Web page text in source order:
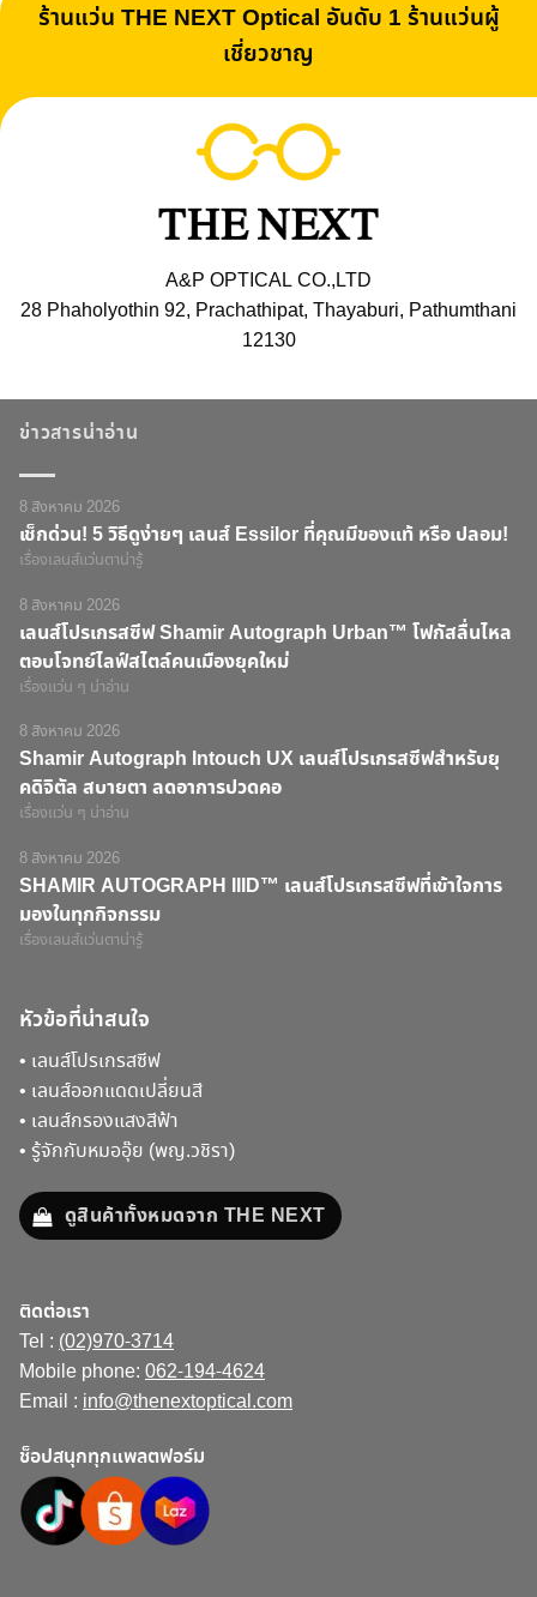
ร้านแว่น THE NEXT Optical อันดับ 1 ร้านแว่นผู้
เชี่ยวชาญ
A&P OPTICAL CO.,LTD
28 Phaholyothin 92, Prachathipat, Thayaburi, Pathumthani
12130
ข่าวสารน่าอ่าน
8 สิงหาคม 2026
เช็กด่วน! 5 วิธีดูง่ายๆ เลนส์ Essilor ที่คุณมีของแท้ หรือ ปลอม!
เรื่องเลนส์แว่นตาน่ารู้
8 สิงหาคม 2026
เลนส์โปรเกรสซีฟ Shamir Autograph Urban™ โฟกัสลื่นไหล
ตอบโจทย์ไลฟ์สไตล์คนเมืองยุคใหม่
เรื่องแว่น ๆ น่าอ่าน
8 สิงหาคม 2026
Shamir Autograph Intouch UX เลนส์โปรเกรสซีฟสำหรับยุ
คดิจิตัล สบายตา ลดอาการปวดคอ
เรื่องแว่น ๆ น่าอ่าน
8 สิงหาคม 2026
SHAMIR AUTOGRAPH IIID™ เลนส์โปรเกรสซีฟที่เข้าใจการ
มองในทุกกิจกรรม
เรื่องเลนส์แว่นตาน่ารู้
หัวข้อที่น่าสนใจ
• เลนส์โปรเกรสซีฟ
• เลนส์ออกแดดเปลี่ยนสี
• เลนส์กรองแสงสีฟ้า
• รู้จักกับหมออุ๊ย (พญ.วชิรา)
ดูสินค้าทั้งหมดจาก THE NEXT
ติดต่อเรา
Tel : (02)970-3714
Mobile phone: 062-194-4624
Email : info@thenextoptical.com
ช็อปสนุกทุกแพลตฟอร์ม